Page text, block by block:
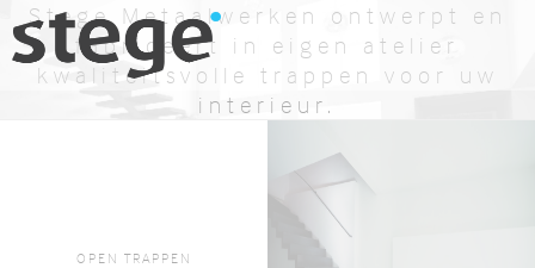
Stege Metaalwerken ontwerpt en
fabriceert in eigen atelier
kwaliteitsvolle trappen voor uw
interieur.
BEKIJK AANBOD
OFFERTE AANVRAGEN
OPEN TRAPPEN